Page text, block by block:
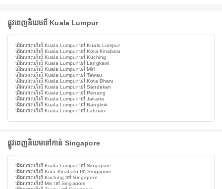
ផ្លូវពេញនិយមពី Kuala Lumpur
ជើងហោះហើរពី Kuala Lumpur ទៅ Kuala Lumpur
ជើងហោះហើរពី Kuala Lumpur ទៅ Kota Kinabalu
ជើងហោះហើរពី Kuala Lumpur ទៅ Kuching
ជើងហោះហើរពី Kuala Lumpur ទៅ Langkawi
ជើងហោះហើរពី Kuala Lumpur ទៅ Miri
ជើងហោះហើរពី Kuala Lumpur ទៅ Tawau
ជើងហោះហើរពី Kuala Lumpur ទៅ Kota Bharu
ជើងហោះហើរពី Kuala Lumpur ទៅ Sandakan
ជើងហោះហើរពី Kuala Lumpur ទៅ Penang
ជើងហោះហើរពី Kuala Lumpur ទៅ Jakarta
ជើងហោះហើរពី Kuala Lumpur ទៅ Bangkok
ជើងហោះហើរពី Kuala Lumpur ទៅ Labuan
ផ្លូវពេញនិយមទៅកាន់ Singapore
ជើងហោះហើរពី Kuala Lumpur ទៅ Singapore
ជើងហោះហើរពី Kota Kinabalu ទៅ Singapore
ជើងហោះហើរពី Kuching ទៅ Singapore
ជើងហោះហើរពី Miri ទៅ Singapore